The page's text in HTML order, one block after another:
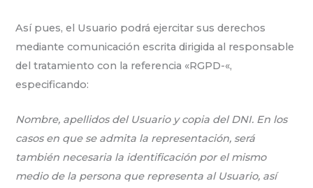
Así pues, el Usuario podrá ejercitar sus derechos
mediante comunicación escrita dirigida al responsable
del tratamiento con la referencia «RGPD-«,
especificando:
Nombre, apellidos del Usuario y copia del DNI. En los
casos en que se admita la representación, será
también necesaria la identificación por el mismo
medio de la persona que representa al Usuario, así